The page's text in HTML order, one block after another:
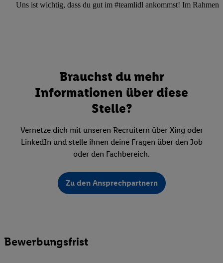
Uns ist wichtig, dass du gut im #teamlidl ankommst! Im Rahmen
Brauchst du mehr
Informationen über diese
Stelle?
Vernetze dich mit unseren Recruitern über Xing oder
LinkedIn und stelle ihnen deine Fragen über den Job
oder den Fachbereich.
Zu den Ansprechpartnern
Bewerbungsfrist